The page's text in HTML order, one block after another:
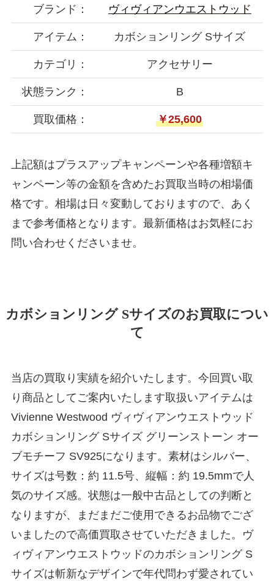
ブランド： ヴィヴィアンウエストウッド
アイテム： カボションリング Sサイズ
カテゴリ： アクセサリー
状態ランク： B
買取価格： ￥25,600
上記額はプラスアップキャンペーンや各種増額キ
ャンペーン等の金額を含めたお買取当時の相場価
格です。相場は日々変動しておりますので、あく
まで参考価格となります。最新価格はお気軽にお
問い合わせくださいませ。
カボションリング Sサイズのお買取につい
て
当店の買取り実績を紹介いたします。今回買い取
り商品としてご案内いたします取扱いアイテムは
Vivienne Westwood ヴィヴィアンウエストウッド
カボションリング Sサイズ グリーンストーン オー
ブモチーフ SV925になります。素材はシルバー、
サイズは号数：約 11.5号、縦幅：約 19.5mmで人
気のサイズ感。状態は一般中古品としての判断と
なりますが、まだまだご使用できるお品物でござ
いましたので高価買取させていただきました。ヴ
ィヴィアンウエストウッドのカボションリング S
サイズは斬新なデザインで年代問わず愛されてい